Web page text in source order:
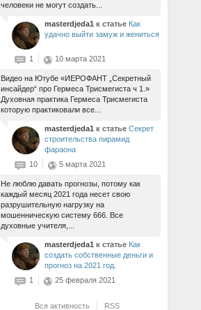
человеки не могут создать...
masterdjeda1 к статье Как
удачно выйти замуж и жениться
1 10 марта 2021
Видео на Ютубе «ИЕРОФАНТ „Секретный
инсайдер“ про Гермеса Трисмегиста ч 1.»
Духовная практика Гермеса Трисмегиста
которую практиковали все...
masterdjeda1 к статье Секрет
строительства пирамид
фараона
10
5 марта 2021
Не люблю давать прогнозы, потому как
каждый месяц 2021 года несет свою
разрушительную нагрузку на
мошенническую систему 666. Все
духовные учителя,...
masterdjeda1 к статье Как
создать собственные деньги и
прогноз на 2021 год.
1
25 февраля 2021
Вся активность RSS